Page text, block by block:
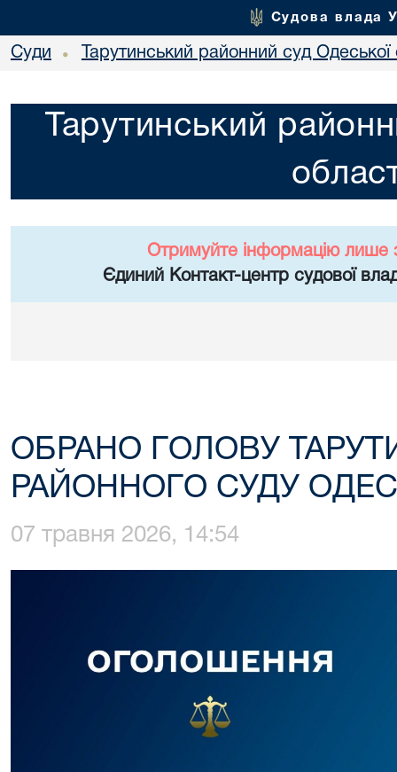
Судова влада
Суди • Тарутинський районний суд Одеської
Тарутинський
Отримуйте інформацію лише
Єдиний Контакт-центр судової
ОБРАНО ГОЛОВУ
РАЙОННОГО СУДУ
07 травня 2026, 14:54